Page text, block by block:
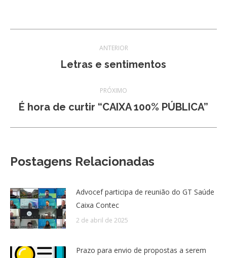
ANTERIOR
Post
Letras e sentimentos
PRÓXIMO
Próximo
É hora de curtir “CAIXA 100% PÚBLICA”
Postagens Relacionadas
Advocef participa de reunião do GT Saúde
Caixa Contec
2 de abril de 2025
Prazo para envio de propostas a serem